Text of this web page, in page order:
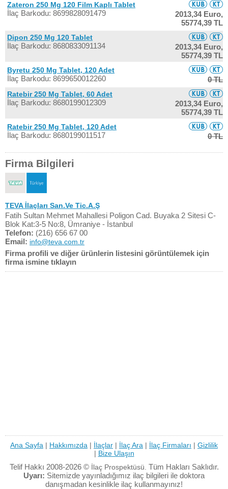
Zateron 250 Mg 120 Film Kaplı Tablet
İlaç Barkodu: 8699828091479
2013,34 Euro,
55774,39 TL
Dipon 250 Mg 120 Tablet
İlaç Barkodu: 8680833091134
2013,34 Euro,
55774,39 TL
Byretu 250 Mg Tablet, 120 Adet
İlaç Barkodu: 8699650012260 0 TL
Ratebir 250 Mg Tablet, 60 Adet
İlaç Barkodu: 8680199012309
2013,34 Euro,
55774,39 TL
Ratebir 250 Mg Tablet, 120 Adet
İlaç Barkodu: 8680199011517 0 TL
Firma Bilgileri
TEVA İlaçları San.Ve Tic.A.Ş
Fatih Sultan Mehmet Mahallesi Poligon Cad. Buyaka 2 Sitesi C-
Blok Kat:3-5 No:8, Ümraniye - İstanbul
Telefon: (216) 656 67 00
Email: info@teva.com.tr
Firma profili ve diğer ürünlerin listesini görüntülemek için
firma ismine tıklayın
Ana Sayfa | Hakkımızda | İlaçlar | İlaç Ara | İlaç Firmaları | Gizlilik
| Bize Ulaşın
Telif Hakkı 2008-2026 © İlaç Prospektüsü. Tüm Hakları Saklıdır.
Uyarı: Sitemizde yayınladığımız ilaç bilgileri ile doktora
danışmadan kesinlikle ilaç kullanmayınız!